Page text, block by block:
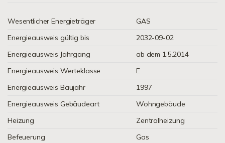
Wesentlicher Energieträger
GAS
Energieausweis gültig bis
2032-09-02
Energieausweis Jahrgang
ab dem 1.5.2014
Energieausweis Werteklasse
E
Energieausweis Baujahr
1997
Energieausweis Gebäudeart
Wohngebäude
Heizung
Zentralheizung
Befeuerung
Gas